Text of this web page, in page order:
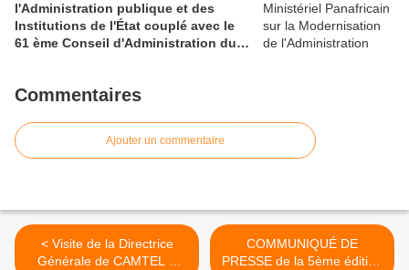
l'Administration publique et des
Institutions de l'État couplé avec le
61 ème Conseil d'Administration du
Commentaires
Ajouter un commentaire
< Visite de la Directrice
Générale de CAMTEL à
COMMUNIQUÉ DE
PRESSE de la 5ème édition